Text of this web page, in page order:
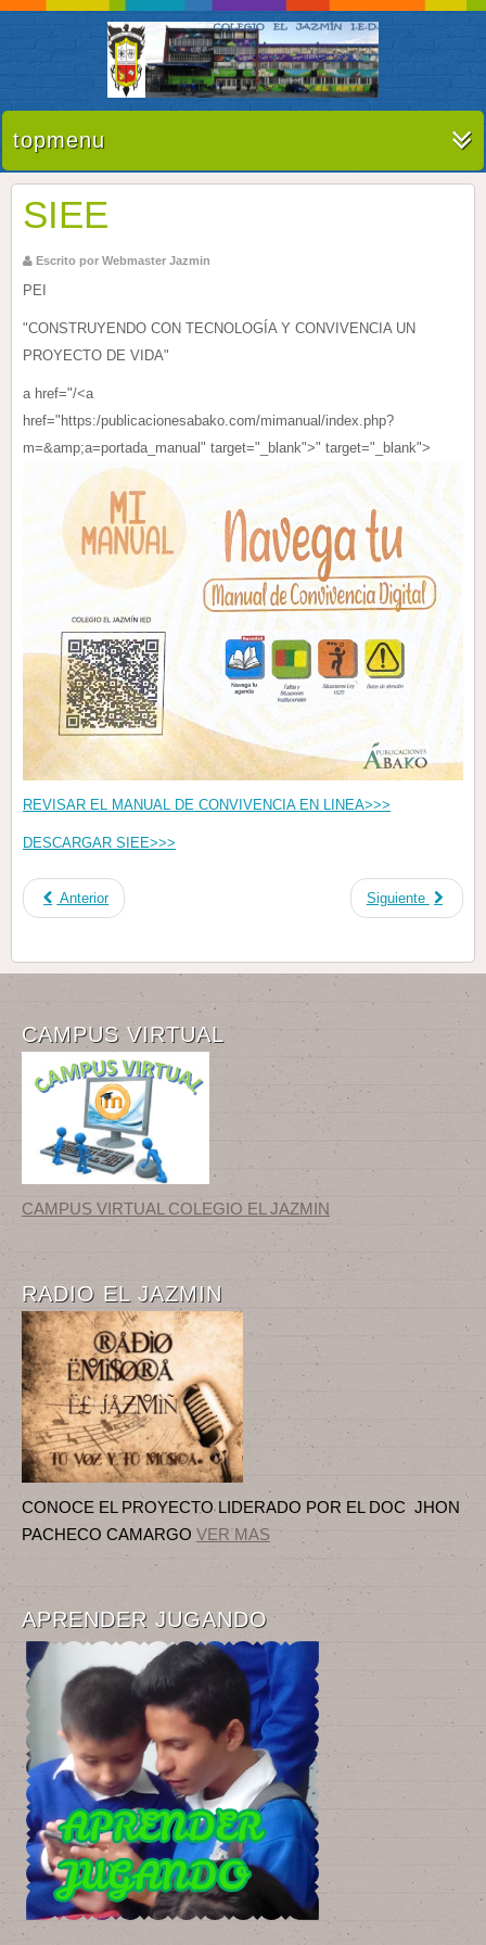
topmenu
SIEE
Escrito por Webmaster Jazmin
PEI
"CONSTRUYENDO CON TECNOLOGÍA Y CONVIVENCIA UN
PROYECTO DE VIDA"
a href="/<a
href="https:/publicacionesabako.com/mimanual/index.php?
m=&amp;a=portada_manual" target="_blank">" target="_blank">
REVISAR EL MANUAL DE CONVIVENCIA EN LINEA>>>
DESCARGAR SIEE>>>
Anterior Siguiente
CAMPUS VIRTUAL
CAMPUS VIRTUAL COLEGIO EL JAZMIN
RADIO EL JAZMIN
CONOCE EL PROYECTO LIDERADO POR EL DOC JHON
PACHECO CAMARGO VER MAS
APRENDER JUGANDO